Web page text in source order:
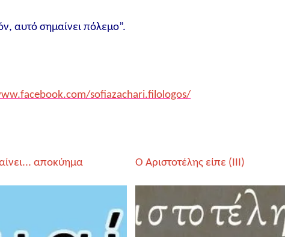
αυτό σημαίνει πόλεμο”.
sofiazachari.filologos/
αποκύημα Ο Αριστοτέλης είπε (IΙI)